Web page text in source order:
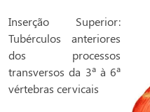
Inserção Superior:
Tubérculos anteriores
dos processos
transversos da 3ª à 6ª
vértebras cervicais